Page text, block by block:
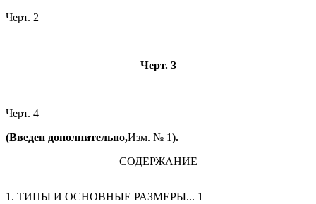
Черт. 2
Черт. 3
Черт. 4
(Введен дополнительно,Изм. № 1).
СОДЕРЖАНИЕ
1. ТИПЫ И ОСНОВНЫЕ РАЗМЕРЫ... 1